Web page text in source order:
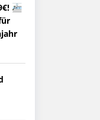
🚈